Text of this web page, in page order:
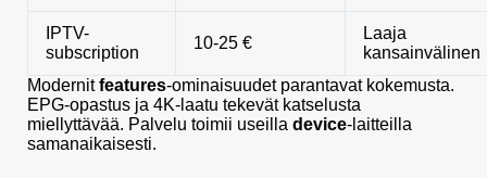
IPTV-
subscription
10-25 €
Laaja
kansainvälinen
Modernitfeatures-ominaisuudet parantavat kokemusta.
EPG-opastus ja 4K-laatu tekevät katselusta
miellyttävää. Palvelu toimii useilla device-laitteilla
samanaikaisesti.